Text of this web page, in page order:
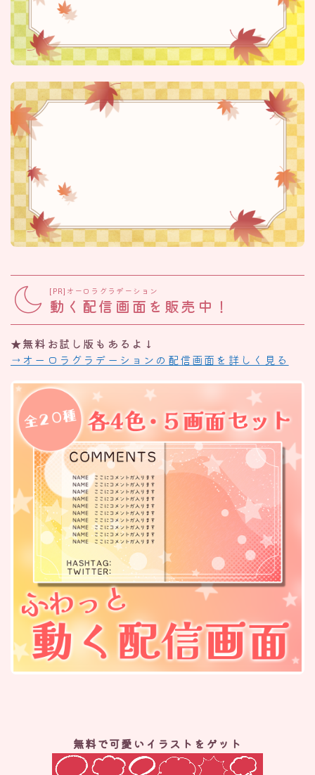
[PR]オーロラグラデーション
動く配信画面を販売中！
★無料お試し版もあるよ↓
→オーロラグラデーションの配信画面を詳しく見る
無料で可愛いイラストをゲット